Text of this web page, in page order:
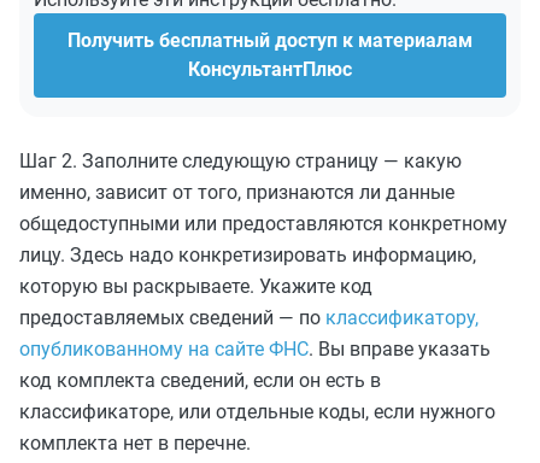
Получить бесплатный доступ к материалам
КонсультантПлюс
Шаг 2. Заполните следующую страницу — какую
именно, зависит от того, признаются ли данные
общедоступными или предоставляются конкретному
лицу. Здесь надо конкретизировать информацию,
которую вы раскрываете. Укажите код
предоставляемых сведений — по классификатору,
опубликованному на сайте ФНС. Вы вправе указать
код комплекта сведений, если он есть в
классификаторе, или отдельные коды, если нужного
комплекта нет в перечне.